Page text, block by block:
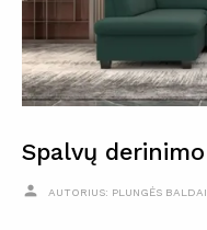
person AUTORIUS: PLUNGĖS BALDAI